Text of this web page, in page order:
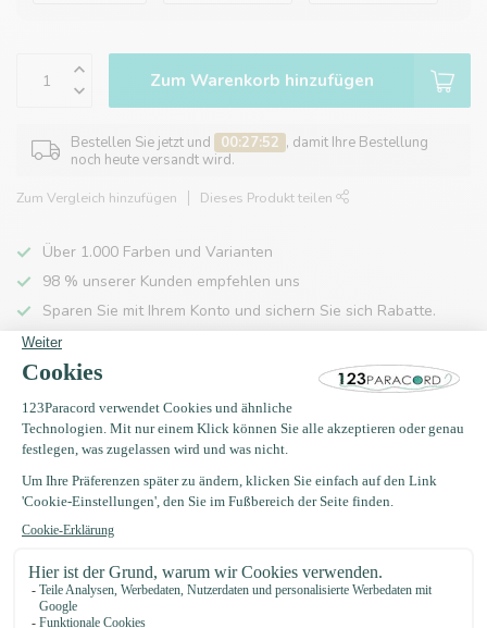
Zum Warenkorb hinzufügen
Bestellen Sie jetzt und 00:27:52 , damit Ihre Bestellung
noch heute versandt wird.
Zum Vergleich hinzufügen Dieses Produkt teilen
Über 1.000 Farben und Varianten
98 % unserer Kunden empfehlen uns
Sparen Sie mit Ihrem Konto und sichern Sie sich Rabatte.
Kostenlose Lieferung nach Hause ab 150 €
Produktbeschreibung
Eigenschaften
Zuletzt angesehen